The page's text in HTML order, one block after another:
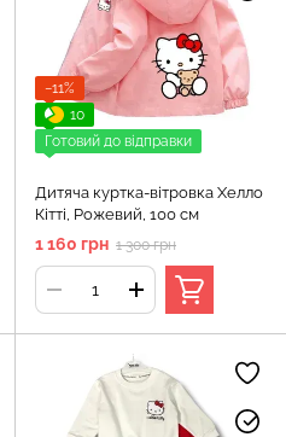
−11%
10
Готовий до відправки
Дитяча куртка-вітровка Хелло
Кітті, Рожевий, 100 см
1 160 грн 1 300 грн